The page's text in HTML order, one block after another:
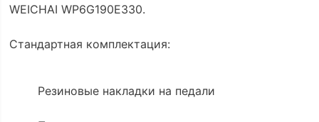
WEICHAI WP6G190E330.
Стандартная комплектация:
Резиновые накладки на педали